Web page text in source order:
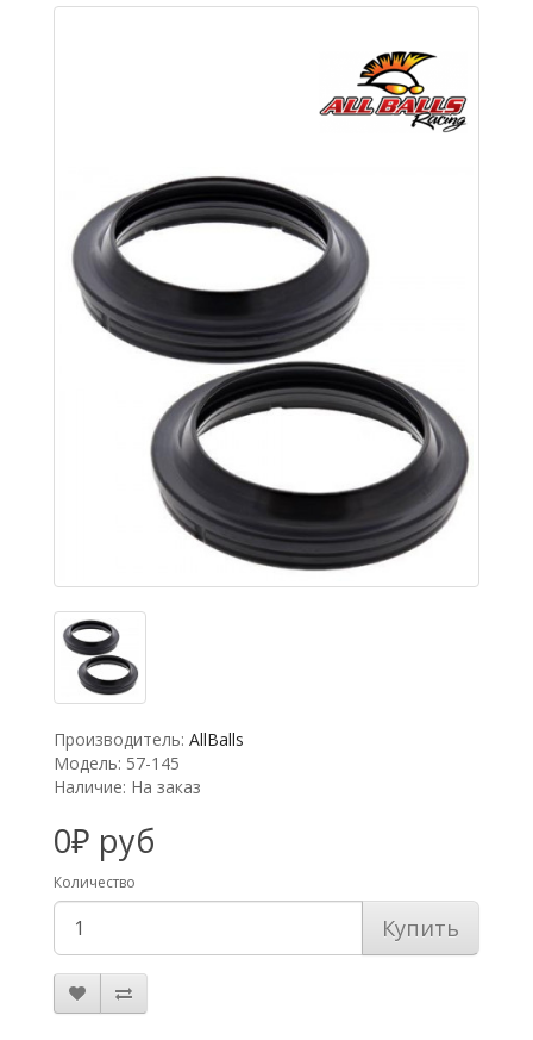
Производитель: AllBalls
Модель: 57-145
Наличие: На заказ
0₽ руб
Количество
Купить